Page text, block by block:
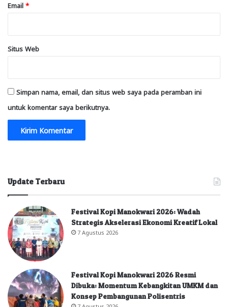
Email *
Situs Web
Simpan nama, email, dan situs web saya pada peramban ini
untuk komentar saya berikutnya.
Update Terbaru
Festival Kopi Manokwari 2026: Wadah
Strategis Akselerasi Ekonomi Kreatif Lokal
7 Agustus 2026
Festival Kopi Manokwari 2026 Resmi
Dibuka: Momentum Kebangkitan UMKM dan
Konsep Pembangunan Polisentris